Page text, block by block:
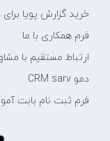
خرید گزارش پویا
فرم همکاری با ما
ارتباط مستقیم با
دمو CRM sarv
فرم ثبت نام بابت